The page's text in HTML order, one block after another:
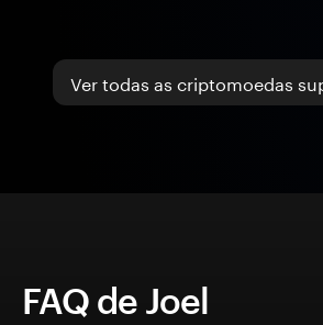
Ver todas as criptomoedas
FAQ de Joel